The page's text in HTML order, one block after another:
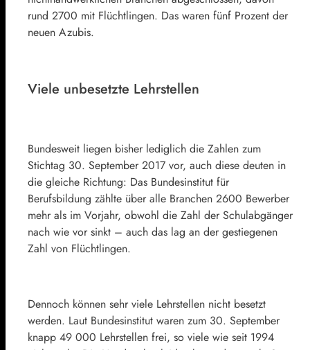
rund 2700 mit Flüchtlingen. Das waren fünf Prozent der
neuen Azubis.
Viele unbesetzte Lehrstellen
Bundesweit liegen bisher lediglich die Zahlen zum
Stichtag 30. September 2017 vor, auch diese deuten in
die gleiche Richtung: Das Bundesinstitut für
Berufsbildung zählte über alle Branchen 2600 Bewerber
mehr als im Vorjahr, obwohl die Zahl der Schulabgänger
nach wie vor sinkt – auch das lag an der gestiegenen
Zahl von Flüchtlingen.
Dennoch können sehr viele Lehrstellen nicht besetzt
werden. Laut Bundesinstitut waren zum 30. September
knapp 49 000 Lehrstellen frei, so viele wie seit 1994